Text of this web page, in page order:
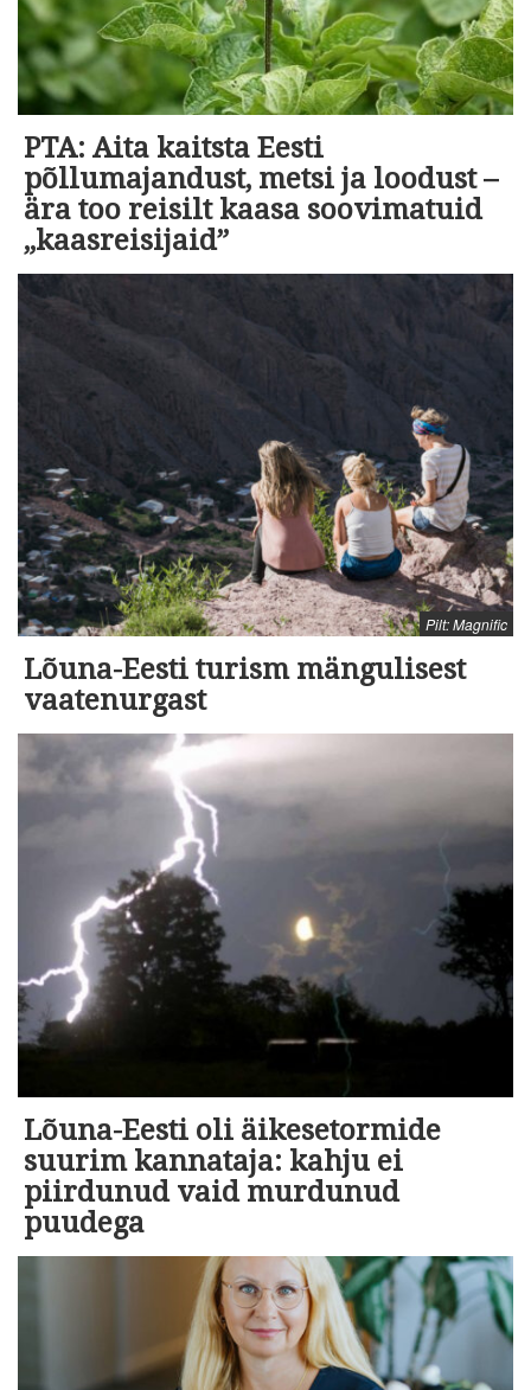
PTA: Aita kaitsta Eesti
põllumajandust, metsi ja loodust –
ära too reisilt kaasa soovimatuid
„kaasreisijaid”
Pilt: Magnific
Lõuna-Eesti turism mängulisest
vaatenurgast
Lõuna-Eesti oli äikesetormide
suurim kannataja: kahju ei
piirdunud vaid murdunud
puudega